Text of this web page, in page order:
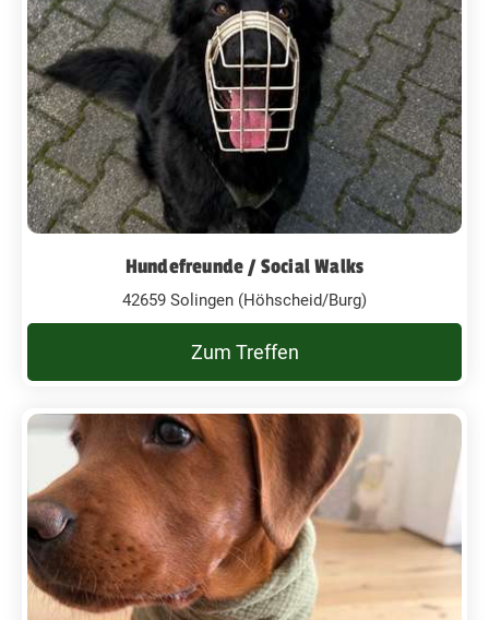
Hundefreunde / Social Walks
42659 Solingen (Höhscheid/Burg)
Zum Treffen